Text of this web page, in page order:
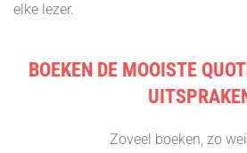
elke lezer.
BOEKEN DE MOOISTE
Zoveel boeken, zo